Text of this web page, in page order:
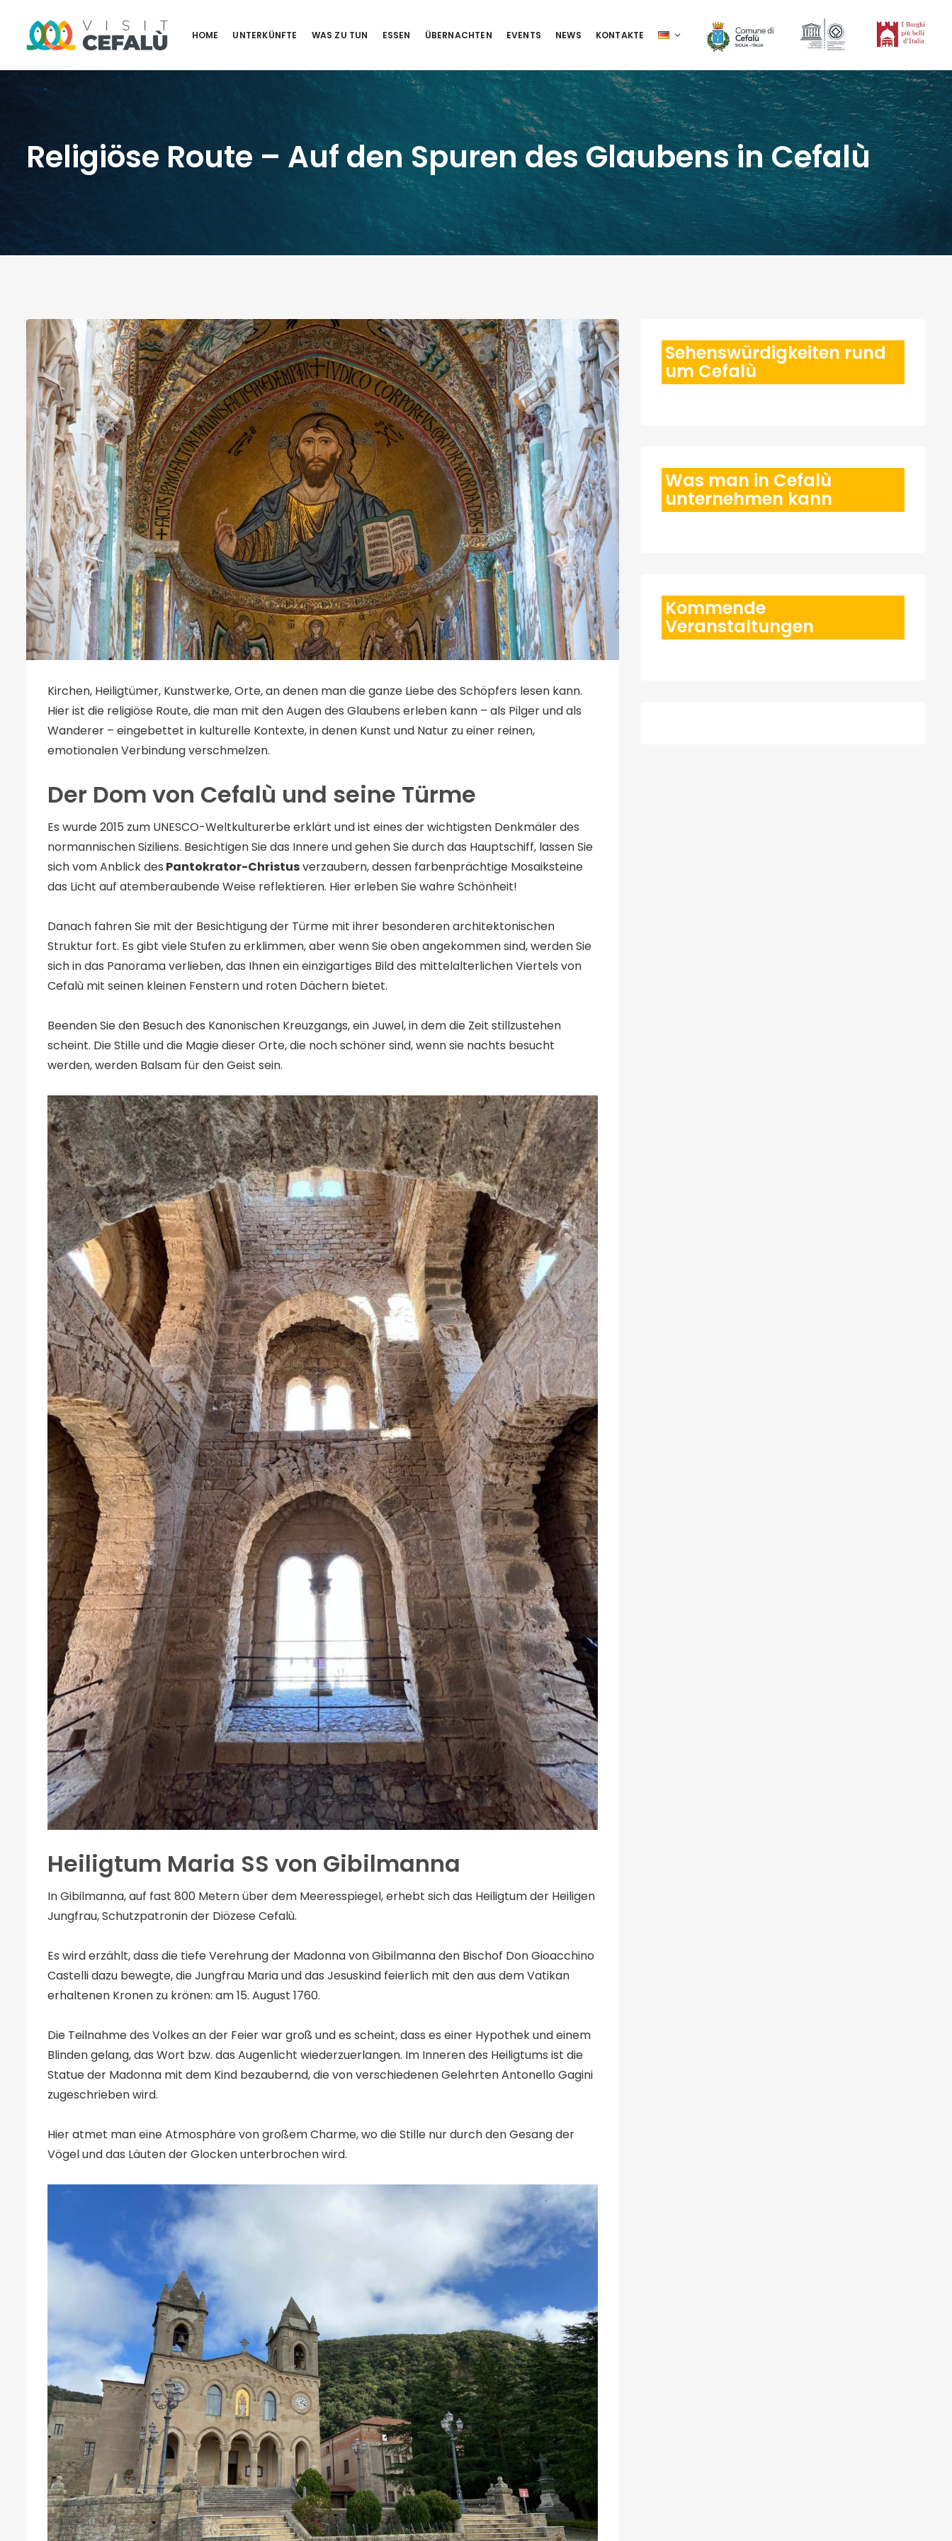
HOME UNTERKÜNFTE WAS ZU TUN ESSEN ÜBERNACHTEN EVENTS NEWS KONTAKTE
Religiöse Route – Auf den Spuren des Glaubens in Cefalù
Kirchen, Heiligtümer, Kunstwerke, Orte, an denen man die ganze Liebe des Schöpfers lesen kann.
Hier ist die religiöse Route, die man mit den Augen des Glaubens erleben kann – als Pilger und als
Wanderer – eingebettet in kulturelle Kontexte, in denen Kunst und Natur zu einer reinen,
emotionalen Verbindung verschmelzen.
Der Dom von Cefalù und seine Türme
Es wurde 2015 zum UNESCO-Weltkulturerbe erklärt und ist eines der wichtigsten Denkmäler des
normannischen Siziliens. Besichtigen Sie das Innere und gehen Sie durch das Hauptschiff, lassen Sie
sich vom Anblick des Pantokrator-Christusverzaubern, dessen farbenprächtige Mosaiksteine
das Licht auf atemberaubende Weise reflektieren. Hier erleben Sie wahre Schönheit!
Danach fahren Sie mit der Besichtigung der Türme mit ihrer besonderen architektonischen
Struktur fort. Es gibt viele Stufen zu erklimmen, aber wenn Sie oben angekommen sind, werden Sie
sich in das Panorama verlieben, das Ihnen ein einzigartiges Bild des mittelalterlichen Viertels von
Cefalù mit seinen kleinen Fenstern und roten Dächern bietet.
Beenden Sie den Besuch des Kanonischen Kreuzgangs, ein Juwel, in dem die Zeit stillzustehen
scheint. Die Stille und die Magie dieser Orte, die noch schöner sind, wenn sie nachts besucht
werden, werden Balsam für den Geist sein.
Heiligtum Maria SS von Gibilmanna
In Gibilmanna, auf fast 800 Metern über dem Meeresspiegel, erhebt sich das Heiligtum der Heiligen
Jungfrau, Schutzpatronin der Diözese Cefalù.
Es wird erzählt, dass die tiefe Verehrung der Madonna von Gibilmanna den Bischof Don Gioacchino
Castelli dazu bewegte, die Jungfrau Maria und das Jesuskind feierlich mit den aus dem Vatikan
erhaltenen Kronen zu krönen: am 15. August 1760.
Die Teilnahme des Volkes an der Feier war groß und es scheint, dass es einer Hypothek und einem
Blinden gelang, das Wort bzw. das Augenlicht wiederzuerlangen. Im Inneren des Heiligtums ist die
Statue der Madonna mit dem Kind bezaubernd, die von verschiedenen Gelehrten Antonello Gagini
zugeschrieben wird.
Hier atmet man eine Atmosphäre von großem Charme, wo die Stille nur durch den Gesang der
Vögel und das Läuten der Glocken unterbrochen wird.
Sehenswürdigkeiten rund
um Cefalù
Was man in Cefalù
unternehmen kann
Kommende
Veranstaltungen